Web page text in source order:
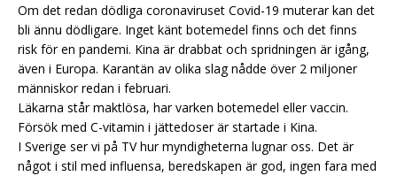
Om det redan dödliga coronaviruset Covid-19 muterar kan det
bli ännu dödligare. Inget känt botemedel finns och det finns
risk för en pandemi. Kina är drabbat och spridningen är igång,
även i Europa. Karantän av olika slag nådde över 2 miljoner
människor redan i februari.
Läkarna står maktlösa, har varken botemedel eller vaccin.
Försök med C-vitamin i jättedoser är startade i Kina.
I Sverige ser vi på TV hur myndigheterna lugnar oss. Det är
något i stil med influensa, beredskapen är god, ingen fara med